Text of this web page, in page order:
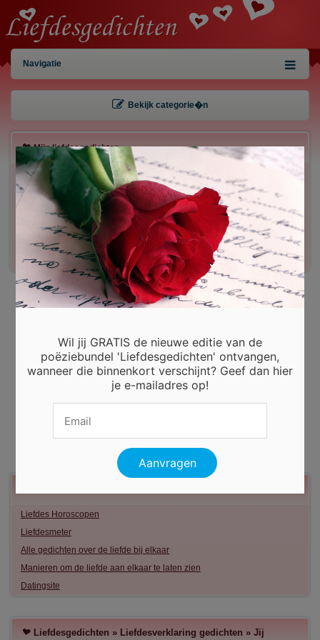
Navigatie
Bekijk categorie�n
Mijn liefdesgedichten
Gebruiker:
Wachtwoord:
Inloggen!
Registreren Gegevens kwijt?
Liefdes Horoscopen
Liefdesmeter
Alle gedichten over de liefde bij elkaar
Manieren om de liefde aan elkaar te laten zien
Datingsite
Liefdesgedichten » Liefdesverklaring gedichten » Jij
Wil jij GRATIS de nieuwe editie van de
poëziebundel 'Liefdesgedichten' ontvangen,
wanneer die binnenkort verschijnt? Geef dan hier
je e-mailadres op!